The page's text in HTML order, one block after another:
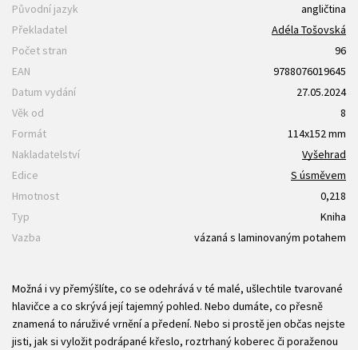
Původní jazyk
angličtina
Překladatel
Adéla Tošovská
Počet stran
96
EAN
9788076019645
Datum vydání
27.05.2024
Věk od
8
Formát
114x152 mm
Nakladatelství
Vyšehrad
Edice
S úsměvem
Hmotnost
0,218
Typ
Kniha
Vazba
vázaná s laminovaným potahem
Možná i vy přemýšlíte, co se odehrává v té malé, ušlechtile tvarované
hlavičce a co skrývá její tajemný pohled. Nebo dumáte, co přesně
znamená to náruživé vrnění a předení. Nebo si prostě jen občas nejste
jisti, jak si vyložit podrápané křeslo, roztrhaný koberec či poraženou